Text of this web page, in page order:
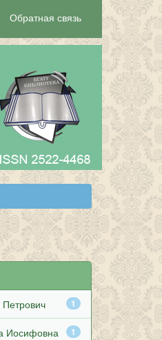
Обратная связь
1
1
Иосифовна